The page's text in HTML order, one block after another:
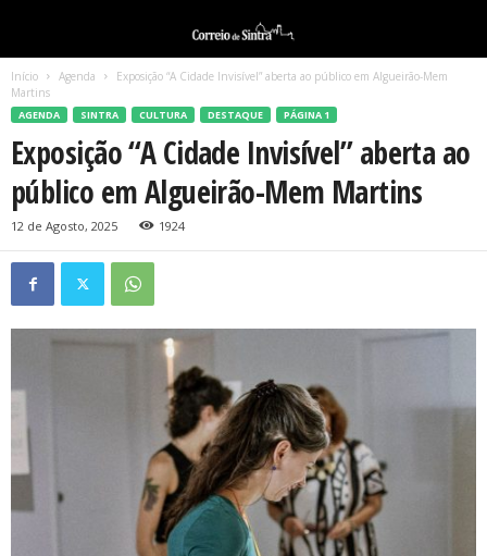
Início Agenda
Exposição “A Cidade Invisível” aberta ao público em Algueirão-Mem
Martins
AGENDA SINTRA CULTURA DESTAQUE PÁGINA 1
Exposição “A Cidade Invisível” aberta ao
público em Algueirão-Mem Martins
12 de Agosto, 2025 1924